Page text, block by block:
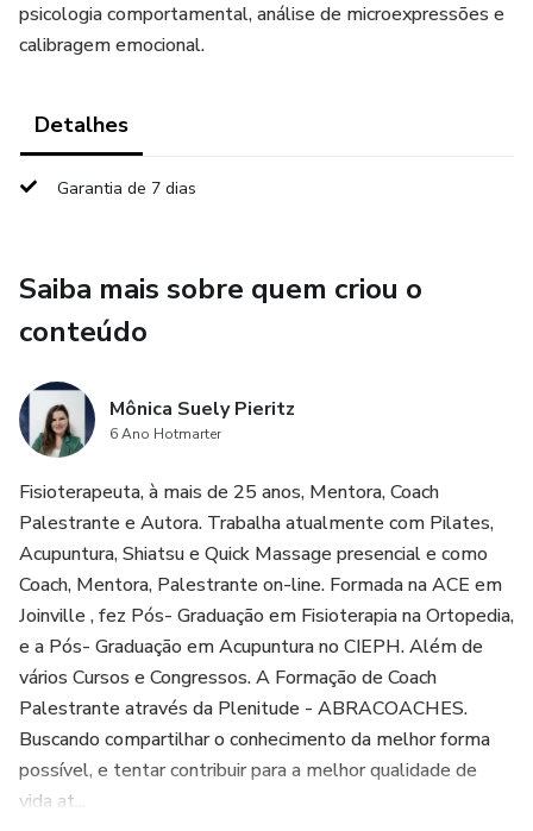
psicologia comportamental, análise de microexpressões e
calibragem emocional.
Detalhes
Garantia de 7 dias
Saiba mais sobre quem criou o
conteúdo
Mônica Suely Pieritz
6 Ano Hotmarter
Fisioterapeuta, à mais de 25 anos, Mentora, Coach
Palestrante e Autora. Trabalha atualmente com Pilates,
Acupuntura, Shiatsu e Quick Massage presencial e como
Coach, Mentora, Palestrante on-line. Formada na ACE em
Joinville , fez Pós- Graduação em Fisioterapia na Ortopedia,
e a Pós- Graduação em Acupuntura no CIEPH. Além de
vários Cursos e Congressos. A Formação de Coach
Palestrante através da Plenitude - ABRACOACHES.
Buscando compartilhar o conhecimento da melhor forma
possível, e tentar contribuir para a melhor qualidade de
vida at...